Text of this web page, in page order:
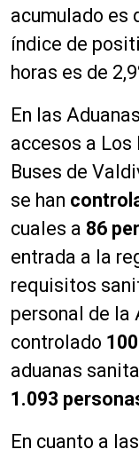
acumulado es
índice de
horas es de
En las
accesos a Los
Buses de
se han
cuales a 86
entrada a la
requisitos
personal de la
controlado
aduanas
1.093
En cuanto a